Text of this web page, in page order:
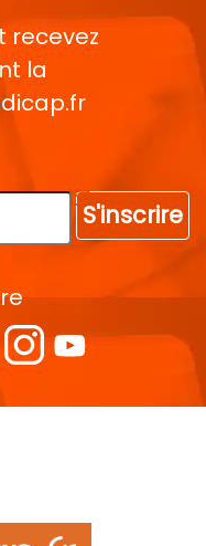
recevez
la
S'inscrire